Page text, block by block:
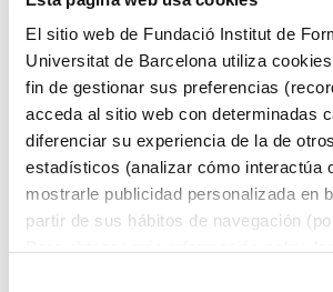
El sitio web de Fundació Institut de
Universitat de Barcelona utiliza
fin de gestionar sus preferencias
acceda al sitio web con determinadas
diferenciar su experiencia de la de
estadísticos (analizar cómo interactúa
mostrarle publicidad personalizada en
partir de sus hábitos de navegación
Farmacia
Empresa,
Educación y Cultura
Actividad Física y
Formación de Postgrados
Salud y Social
Farmacia
Empresa,
Educación y Cultura
Historia del
Artística y
Historia,
Filosofía y